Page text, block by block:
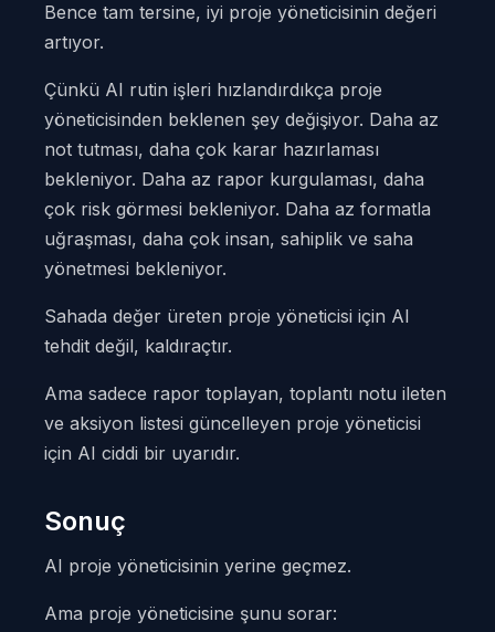
Bence tam tersine, iyi proje yöneticisinin değeri
artıyor.
Çünkü AI rutin işleri hızlandırdıkça proje
yöneticisinden beklenen şey değişiyor. Daha az
not tutması, daha çok karar hazırlaması
bekleniyor. Daha az rapor kurgulaması, daha
çok risk görmesi bekleniyor. Daha az formatla
uğraşması, daha çok insan, sahiplik ve saha
yönetmesi bekleniyor.
Sahada değer üreten proje yöneticisi için AI
tehdit değil, kaldıraçtır.
Ama sadece rapor toplayan, toplantı notu ileten
ve aksiyon listesi güncelleyen proje yöneticisi
için AI ciddi bir uyarıdır.
Sonuç
AI proje yöneticisinin yerine geçmez.
Ama proje yöneticisine şunu sorar: